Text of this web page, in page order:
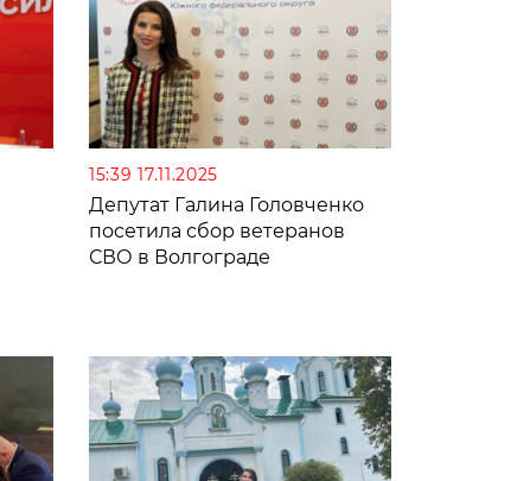
15:39 17.11.2025
Депутат Галина Головченко
посетила сбор ветеранов
СВО в Волгограде